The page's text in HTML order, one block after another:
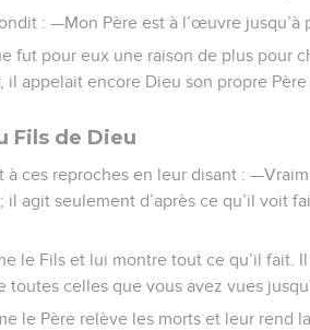
: —Mon Père est à l’œuvre jusqu’à
fut pour eux une raison de plus pour
il appelait encore Dieu son propre Père
Fils de Dieu
à ces reproches en leur disant :
il agit seulement d’après ce qu’il voit
le Fils et lui montre tout ce qu’il
toutes celles que vous avez vues
le Père relève les morts et leur rend